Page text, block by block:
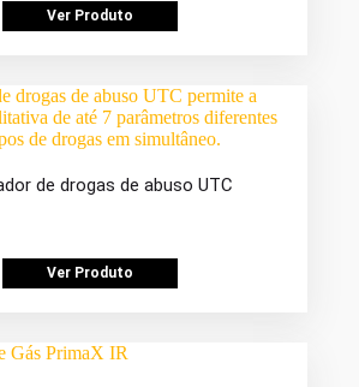
Ver Produto
de drogas de abuso UTC
Ver Produto